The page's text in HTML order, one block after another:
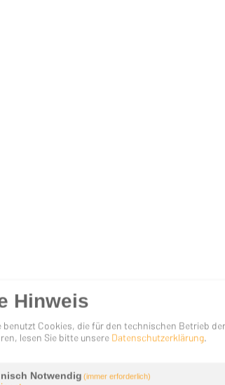
Hinweis
benutzt Cookies, die für den technischen Betrieb
lesen Sie bitte unsere Datenschutzerklärung
Notwendig (immer erforderlich)